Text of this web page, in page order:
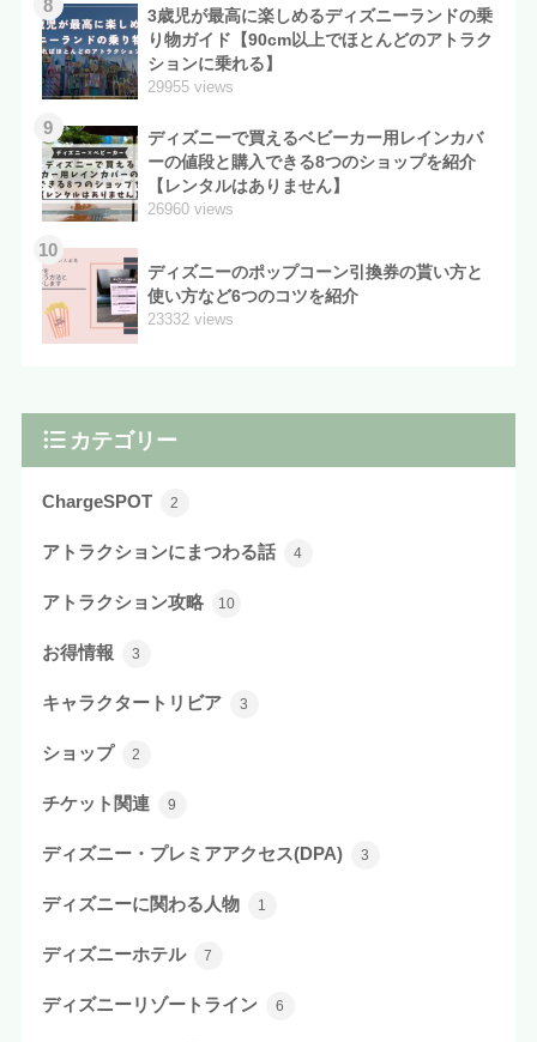
8
3歳児が最高に楽しめるディズニーランドの乗
り物ガイド【90cm以上でほとんどのアトラク
ションに乗れる】
29955 views
9
ディズニーで買えるベビーカー用レインカバ
ーの値段と購入できる8つのショップを紹介
【レンタルはありません】
26960 views
10
ディズニーのポップコーン引換券の貰い方と
使い方など6つのコツを紹介
23332 views
カテゴリー
ChargeSPOT 2
アトラクションにまつわる話 4
アトラクション攻略 10
お得情報 3
キャラクタートリビア 3
ショップ 2
チケット関連 9
ディズニー・プレミアアクセス(DPA) 3
ディズニーに関わる人物 1
ディズニーホテル 7
ディズニーリゾートライン 6